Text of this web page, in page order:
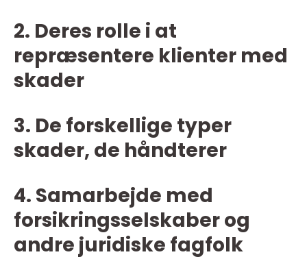
2. Deres rolle i at
repræsentere klienter med
skader
3. De forskellige typer
skader, de håndterer
4. Samarbejde med
forsikringsselskaber og
andre juridiske fagfolk